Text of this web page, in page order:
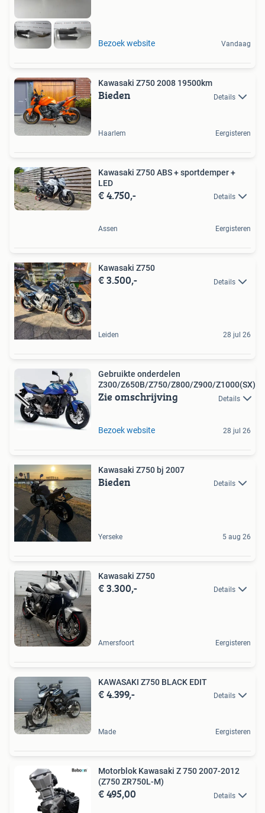
Bezoek website Vandaag
Kawasaki Z750 2008 19500km
Bieden Details
Haarlem Eergisteren
Kawasaki Z750 ABS + sportdemper +
LED
€ 4.750,- Details
Assen Eergisteren
Kawasaki Z750
€ 3.500,- Details
Leiden 28 jul 26
Gebruikte onderdelen
Z300/Z650B/Z750/Z800/Z900/Z1000(SX)
Zie omschrijving Details
Bezoek website 28 jul 26
Kawasaki Z750 bj 2007
Bieden Details
Yerseke 5 aug 26
Kawasaki Z750
€ 3.300,- Details
Amersfoort Eergisteren
KAWASAKI Z750 BLACK EDIT
€ 4.399,- Details
Made Eergisteren
Motorblok Kawasaki Z 750 2007-2012
(Z750 ZR750L-M)
€ 495,00 Details